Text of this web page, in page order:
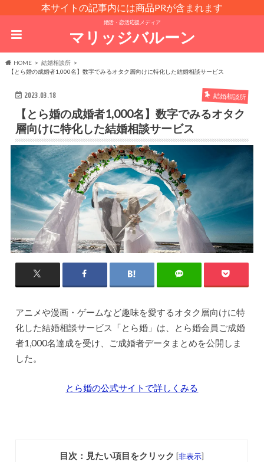
本サイトの記事内には商品PRが含まれます
婚活・恋活応援メディア
マリッジバルーン
HOME
結婚相談所
【とら婚の成婚者1,000名】数字でみるオタク層向けに特化した結婚相談サービス
2023.03.18 結婚相談所
【とら婚の成婚者1,000名】数字でみるオタク
層向けに特化した結婚相談サービス
アニメや漫画・ゲームなど趣味を愛するオタク層向けに特
化した結婚相談サービス「とら婚」は、とら婚会員ご成婚
者1,000名達成を受け、ご成婚者データまとめを公開しま
した。
とら婚の公式サイトで詳しくみる
目次：見たい項目をクリック [非表示]